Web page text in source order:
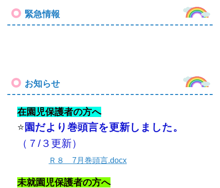
緊急情報
お知らせ
在園児保護者の方へ
⭐園だより 巻頭言を更新しました。
（７/３ 更新）
Ｒ８ 7月巻頭言.docx
未就園児保護者の方へ